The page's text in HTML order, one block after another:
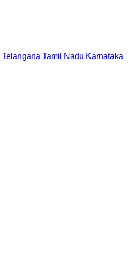
Telangana Tamil Nadu Karnataka